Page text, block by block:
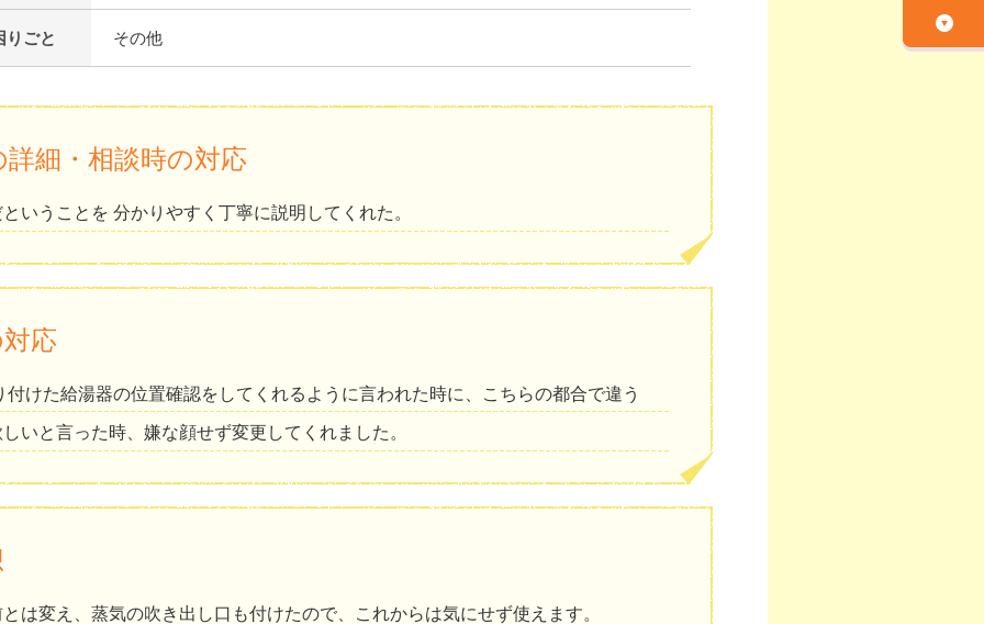
りごと その他
細・相談時の対応
いうことを 分かりやすく丁寧に説明してくれた。
応
付けた給湯器の位置確認をしてくれるように言われた時に、こちらの都合で違う
いと言った時、嫌な顔せず変更してくれました。
は変え、蒸気の吹き出し口も付けたので、これからは気にせず使えます。